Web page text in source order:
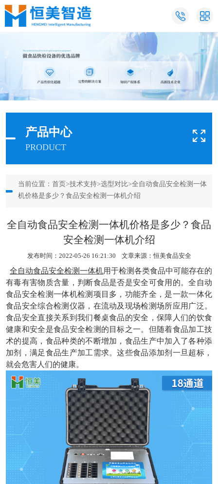
产品中心
PRODUCT
当前位置： 首页 >技术支持>选型对比>全自动食品安全检测一体
机价格是多少？食品安全检测一体机介绍
全自动食品安全检测一体机价格是多少？食品
安全检测一体机介绍
发布时间：2022-05-26 16:21:30 文章来源：恒美食品安全
全自动食品安全检测一体机用于检测各类食品中可能存在的
有毒有害物质含量，判断食品是否是安全可食用的。全自动
食品安全检测一体机检测项目多，功能齐全，是一款一体化
食品安全综合检测仪器，在流动及现场检测场所应用广泛。
食品安全直接关系到我们餐桌食品的安全，保障人们的饮食
健康和安全是食品安全检测的目标之一。但随着食品加工技
术的提高，食品种类的不断增加，食品生产中加入了各种添
加剂，满足食品生产加工需求。这些食品添加剂一旦超标，
就会危害人们的健康。